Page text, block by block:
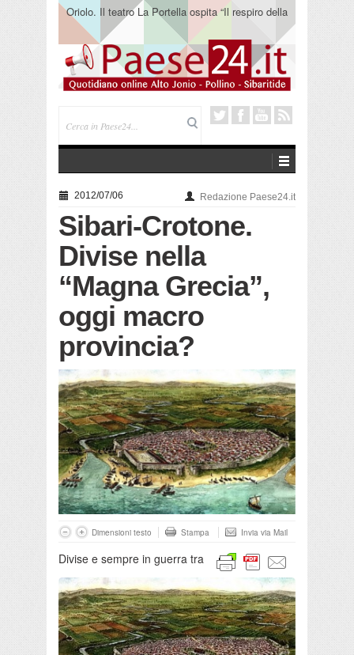
Oriolo. Il teatro La Portella ospita “Il respiro della
terra” del collettivo 365
2012/07/06 Redazione Paese24.it
Sibari-Crotone.
Divise nella
“Magna Grecia”,
oggi macro
provincia?
Dimensioni testo Stampa Invia via Mail
Divise e sempre in guerra tra